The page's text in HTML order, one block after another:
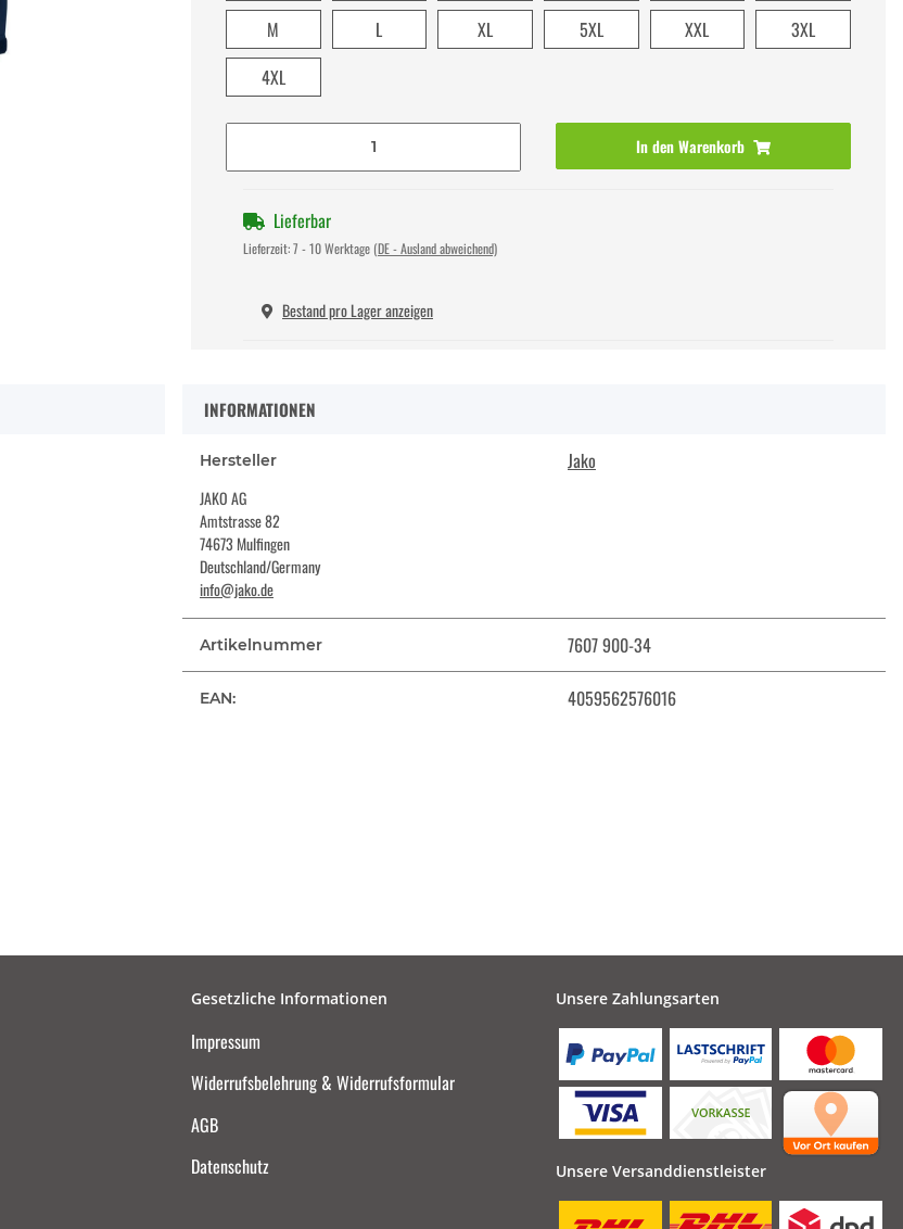
M
L XL 5XL XXL
3XL
4XL
In den Warenkorb
Lieferbar
Lieferzeit:7 - 10 Werktage (DE - Ausland abweichend)
Bestand pro Lager anzeigen
INFORMATIONEN
Hersteller Jako
JAKO AG
Amtstrasse 82
74673 Mulfingen
Deutschland/Germany
info@jako.de
Artikelnummer 7607 900-34
EAN: 4059562576016
Gesetzliche Informationen
Impressum
Widerrufsbelehrung & Widerrufsformular
AGB
Datenschutz
Unsere Zahlungsarten
Unsere Versanddienstleister